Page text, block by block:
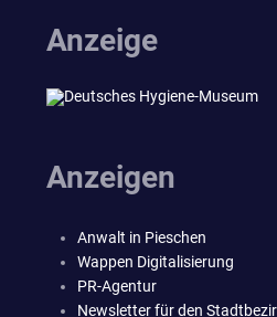
Anzeige
Anzeigen
Anwalt in Pieschen
Wappen Digitalisierung
PR-Agentur
Newsletter für den